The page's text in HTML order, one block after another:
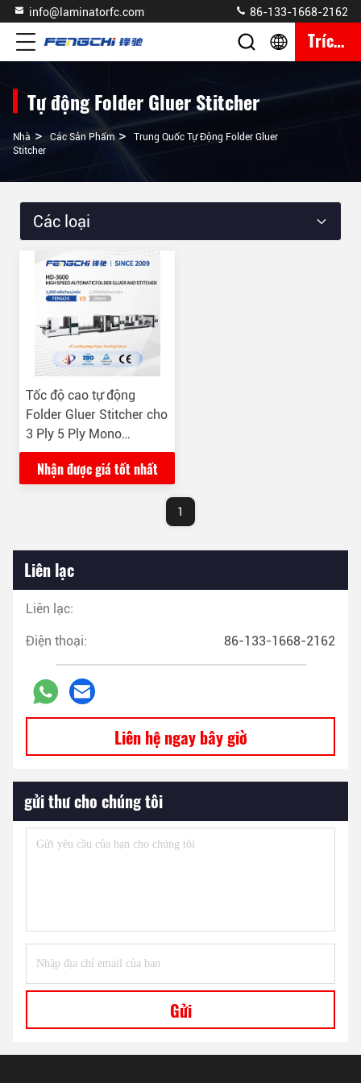
info@laminatorfc.com 86-133-1668-2162
Trích Dẫn
Tự động Folder Gluer Stitcher
Nhà > Các Sản Phẩm >
Trung Quốc Tự Động Folder Gluer
Stitcher
Các loại
Tốc độ cao tự động
Folder Gluer Stitcher cho
3 Ply 5 Ply Mono
Cardboard
Nhận được giá tốt nhất
1
Liên lạc
Liên lạc:
Điện thoại: 86-133-1668-2162
Liên hệ ngay bây giờ
gửi thư cho chúng tôi
Gửi